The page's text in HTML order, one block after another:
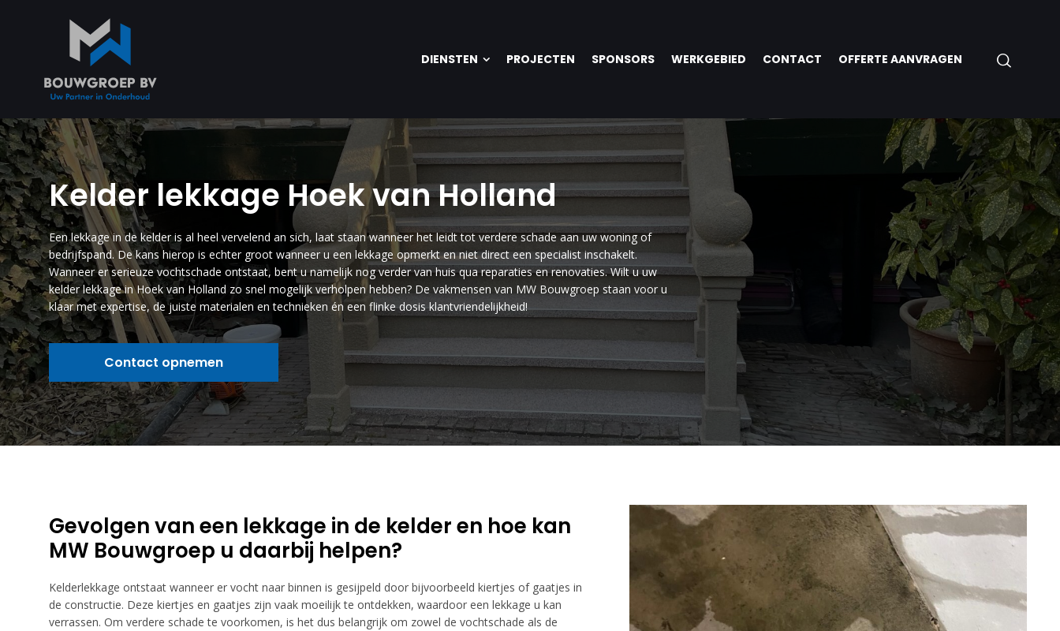
DIENSTEN PROJECTEN SPONSORS WERKGEBIED CONTACT OFFERTE AANVRAGEN
Kelder lekkage Hoek van Holland
Een lekkage in de kelder is al heel vervelend an sich, laat staan wanneer het leidt tot verdere schade aan uw woning of
bedrijfspand. De kans hierop is echter groot wanneer u een lekkage opmerkt en niet direct een specialist inschakelt.
Wanneer er serieuze vochtschade ontstaat, bent u namelijk nog verder van huis qua reparaties en renovaties. Wilt u uw
kelder lekkage in Hoek van Holland zo snel mogelijk verholpen hebben? De vakmensen van MW Bouwgroep staan voor u
klaar met expertise, de juiste materialen en technieken én een flinke dosis klantvriendelijkheid!
Contact opnemen
Gevolgen van een lekkage in de kelder en hoe kan
MW Bouwgroep u daarbij helpen?
Kelderlekkage ontstaat wanneer er vocht naar binnen is gesijpeld door bijvoorbeeld kiertjes of gaatjes in
de constructie. Deze kiertjes en gaatjes zijn vaak moeilijk te ontdekken, waardoor een lekkage u kan
verrassen. Om verdere schade te voorkomen, is het dus belangrijk om zowel de vochtschade als de